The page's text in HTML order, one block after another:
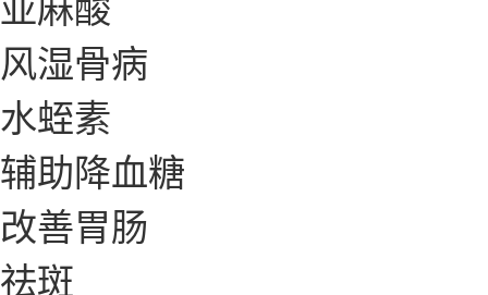
风湿骨病
水蛭素
辅助降血糖
改善胃肠
祛斑